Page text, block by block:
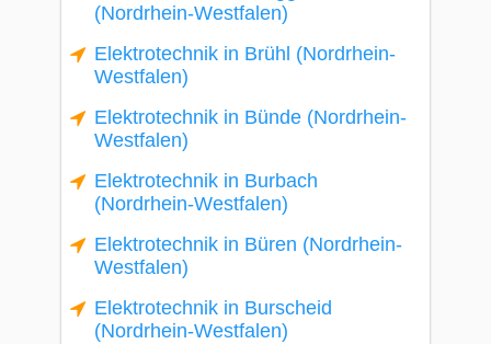
(Nordrhein-Westfalen)
Elektrotechnik in Brühl (Nordrhein-
Westfalen)
Elektrotechnik in Bünde (Nordrhein-
Westfalen)
Elektrotechnik in Burbach
(Nordrhein-Westfalen)
Elektrotechnik in Büren (Nordrhein-
Westfalen)
Elektrotechnik in Burscheid
(Nordrhein-Westfalen)